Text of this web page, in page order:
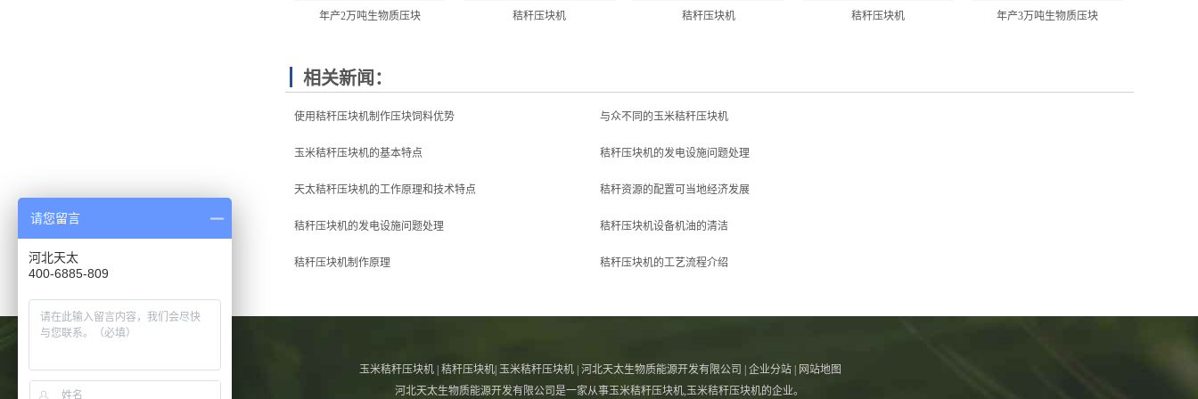
年产2万吨生物质压块 秸秆压块机 秸秆压块机 秸秆压块机 年产3万吨生物质压块
相关新闻：
使用秸秆压块机制作压块饲料优势 与众不同的玉米秸秆压块机
玉米秸秆压块机的基本特点 秸秆压块机的发电设施问题处理
天太秸秆压块机的工作原理和技术特点 秸秆资源的配置可当地经济发展
秸秆压块机的发电设施问题处理 秸秆压块机设备机油的清洁
秸秆压块机制作原理 秸秆压块机的工艺流程介绍
玉米秸秆压块机 秸秆压块机 玉米秸秆压块机 河北天太生物质能源开发有限公司 企业分站
网站地图
河北天太生物质能源开发有限公司是一家从事玉米秸秆压块机,玉米秸秆压块机的企业。
请您留言
河北天太
400-6885-809